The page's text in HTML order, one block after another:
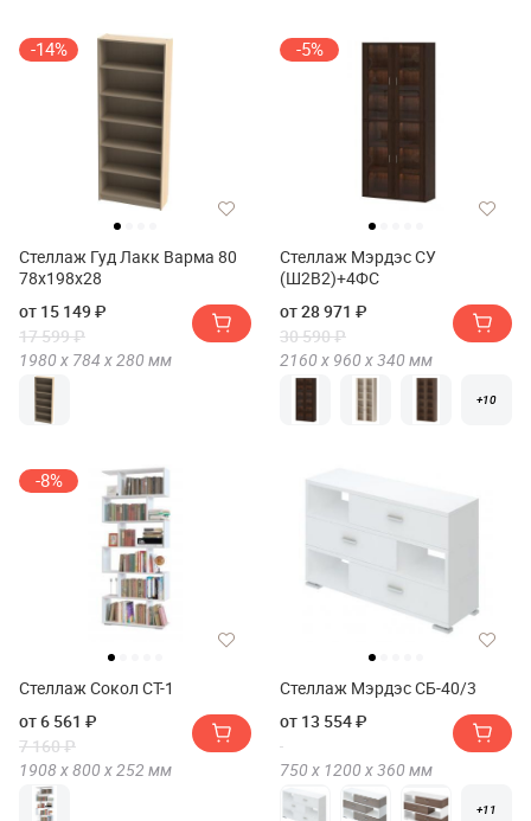
-14%
Стеллаж Гуд Лакк Варма 80
78х198х28
от 15 149 ₽
17 599 ₽
1980 х 784 х 280 мм
-5%
Стеллаж Мэрдэс СУ
(Ш2В2)+4ФС
от 28 971 ₽
30 590 ₽
2160 х 960 х340 мм
+10
-8%
Стеллаж Сокол СТ-1
от 6 561 ₽
7 160 ₽
1908 х800 х 252 мм
Стеллаж Мэрдэс СБ-40/3
от 13 554 ₽
750 х 1200 х360 мм
+11